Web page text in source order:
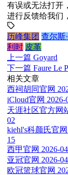
有误或无法打开
进行反馈给我们
历峰集团 查尔斯
利时 皮革
上一篇 Goyard
下一篇 Faure Le
相关文章
西祠胡同官网
iCloud官网 2026-
天涯社区官方网
02
kiehl's科颜氏官网
15
西甲官网 2026-
亚冠官网 2026-
欧冠篮球官网